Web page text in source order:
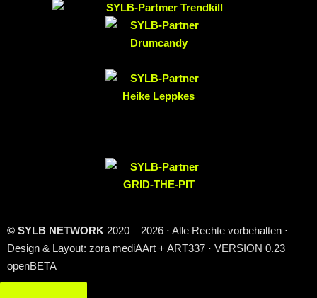
© SYLB NETWORK 2020 – 2026 ⋅ Alle Rechte vorbehalten ⋅
Design & Layout: zora mediAArt + ART337 ⋅ VERSION 0.23
openBETA